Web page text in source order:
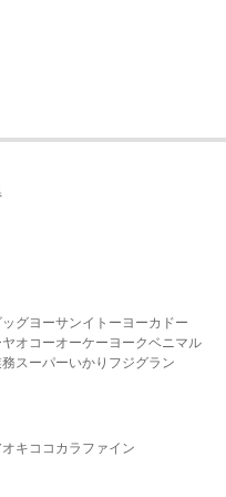
ッグヨーサンイトーヨーカドー
ヤオコーオーケー ヨークベニマル
スーパーいかり フジグラン
キ ココカラファイン